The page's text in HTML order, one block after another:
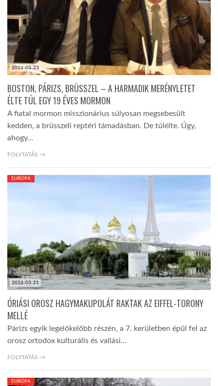
2016-03-23
BOSTON, PÁRIZS, BRÜSSZEL – A HARMADIK MERÉNYLETET
ÉLTE TÚL EGY 19 ÉVES MORMON
A fiatal mormon misszionárius súlyosan megsebesült
kedden, a brüsszeli reptéri támadásban. De túlélte. Úgy,
ahogy…
FOLYTATÁS →
2016-03-21
EURÓPA
ÓRIÁSI OROSZ HAGYMAKUPOLÁT RAKTAK AZ EIFFEL-TORONY
MELLÉ
Párizs egyik legelőkelőbb részén, a 7. kerületben épül fel az
orosz ortodox kulturális és vallási…
FOLYTATÁS →
EURÓPA